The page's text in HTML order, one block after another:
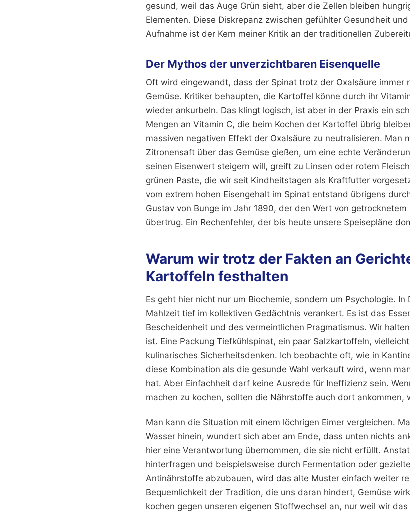
gesund, weil das Auge Grün sieht, aber die Zellen bleiben
Elementen. Diese Diskrepanz zwischen gefühlter Gesundheit
Aufnahme ist der Kern meiner Kritik an der traditionellen
Der Mythos der unverzichtbaren Eisenquelle
Oft wird eingewandt, dass der Spinat trotz der Oxalsäure immer
Gemüse. Kritiker behaupten, die Kartoffel könne durch ihr
wieder ankurbeln. Das klingt logisch, ist aber in der Praxis ein
Mengen an Vitamin C, die beim Kochen der Kartoffel übrig
massiven negativen Effekt der Oxalsäure zu neutralisieren. Man
Zitronensaft über das Gemüse gießen, um eine echte
seinen Eisenwert steigern will, greift zu Linsen oder rotem
grünen Paste, die wir seit Kindheitstagen als Kraftfutter
vom extrem hohen Eisengehalt im Spinat entstand übrigens
Gustav von Bunge im Jahr 1890, der den Wert von
übertrug. Ein Rechenfehler, der bis heute unsere Speisepläne
Warum wir trotz der Fakten an
Kartoffeln festhalten
Es geht hier nicht nur um Biochemie, sondern um Psychologie.
Mahlzeit tief im kollektiven Gedächtnis verankert. Es ist das
Bescheidenheit und des vermeintlichen Pragmatismus. Wir
ist. Eine Packung Tiefkühlspinat, ein paar Salzkartoffeln,
kulinarisches Sicherheitsdenken. Ich beobachte oft, wie in
diese Kombination als die gesunde Wahl verkauft wird, wenn
hat. Aber Einfachheit darf keine Ausrede für Ineffizienz sein.
machen zu kochen, sollten die Nährstoffe auch dort ankommen,
Man kann die Situation mit einem löchrigen Eimer vergleichen.
Wasser hinein, wundert sich aber am Ende, dass unten nichts
hier eine Verantwortung übernommen, die sie nicht erfüllt.
hinterfragen und beispielsweise durch Fermentation oder
Antinährstoffe abzubauen, wird das alte Muster einfach weiter
Bequemlichkeit der Tradition, die uns daran hindert, Gemüse
kochen gegen unseren eigenen Stoffwechsel an, nur weil wir